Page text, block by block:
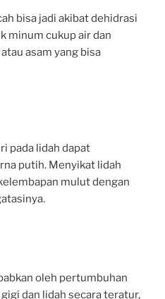
bisa jadi akibat dehidrasi
minum cukup air dan
asam yang bisa
pada lidah dapat
putih. Menyikat lidah
mulut dengan
oleh pertumbuhan
dan lidah secara teratur,